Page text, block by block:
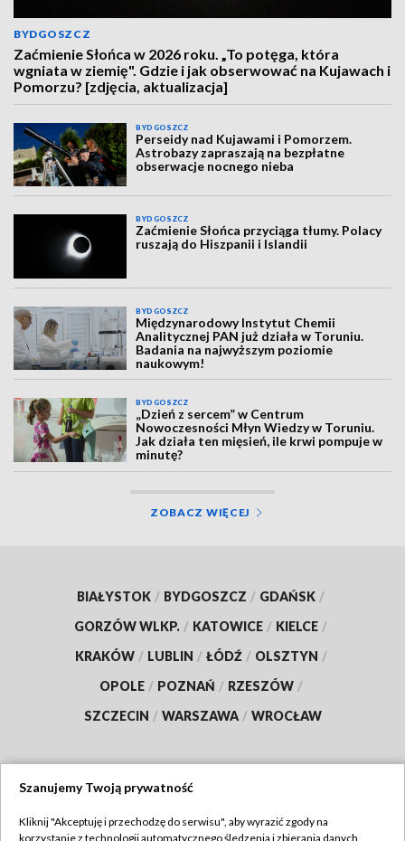
BYDGOSZCZ
Zaćmienie Słońca w 2026 roku. „To potęga, która
wgniata w ziemię". Gdzie i jak obserwować na Kujawach i
Pomorzu? [zdjęcia, aktualizacja]
BYDGOSZCZ
Perseidy nad Kujawami i Pomorzem.
Astrobazy zapraszają na bezpłatne
obserwacje nocnego nieba
BYDGOSZCZ
Zaćmienie Słońca przyciąga tłumy. Polacy
ruszają do Hiszpanii i Islandii
BYDGOSZCZ
Międzynarodowy Instytut Chemii
Analitycznej PAN już działa w Toruniu.
Badania na najwyższym poziomie
naukowym!
BYDGOSZCZ
„Dzień z sercem” w Centrum
Nowoczesności Młyn Wiedzy w Toruniu.
Jak działa ten mięsień, ile krwi pompuje w
minutę?
ZOBACZ WIĘCEJ
BIAŁYSTOK / BYDGOSZCZ / GDAŃSK /
GORZÓW WLKP. / KATOWICE / KIELCE /
KRAKÓW / LUBLIN / ŁÓDŹ / OLSZTYN /
OPOLE / POZNAŃ / RZESZÓW /
SZCZECIN / WARSZAWA / WROCŁAW
Szanujemy Twoją prywatność
Kliknij "Akceptuję i przechodzę do serwisu", aby wyrazić zgody na
korzystanie z technologii automatycznego śledzenia i zbierania danych,